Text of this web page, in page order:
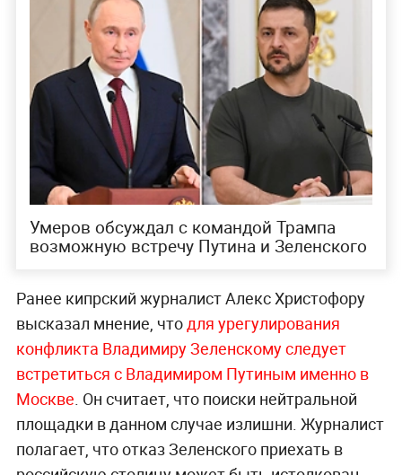
Умеров обсуждал с командой Трампа
возможную встречу Путина и Зеленского
Ранее кипрский журналист Алекс Христофору
высказал мнение, чтодля урегулирования
конфликта Владимиру Зеленскому следует
встретиться с Владимиром Путиным именно в
Москве. Он считает, что поиски нейтральной
площадки в данном случае излишни. Журналист
полагает, что отказ Зеленского приехать в